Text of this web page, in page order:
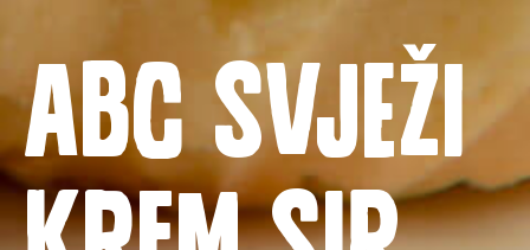
Proizvodi
Recepti
Priča o ABC siru
Novosti
ABC svježi